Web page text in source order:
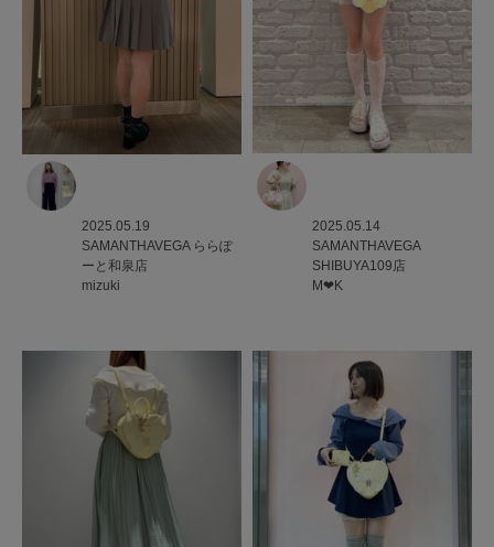
2025.05.19
SAMANTHAVEGA ららぽ
ーと和泉店
mizuki
2025.05.14
SAMANTHAVEGA
SHIBUYA109店
M‪‪❤︎‬K